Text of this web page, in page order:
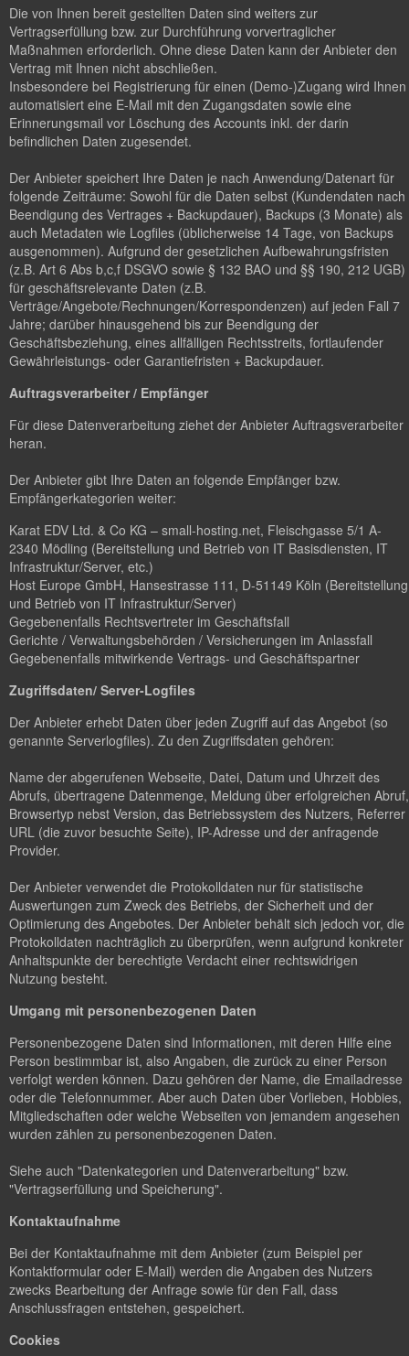
Die von Ihnen bereit gestellten Daten sind weiters zur
Vertragserfüllung bzw. zur Durchführung vorvertraglicher
Maßnahmen erforderlich. Ohne diese Daten kann der Anbieter den
Vertrag mit Ihnen nicht abschließen.
Insbesondere bei Registrierung für einen (Demo-)Zugang wird Ihnen
automatisiert eine E-Mail mit den Zugangsdaten sowie eine
Erinnerungsmail vor Löschung des Accounts inkl. der darin
befindlichen Daten zugesendet.
Der Anbieter speichert Ihre Daten je nach Anwendung/Datenart für
folgende Zeiträume: Sowohl für die Daten selbst (Kundendaten nach
Beendigung des Vertrages + Backupdauer), Backups (3 Monate) als
auch Metadaten wie Logfiles (üblicherweise 14 Tage, von Backups
ausgenommen). Aufgrund der gesetzlichen Aufbewahrungsfristen
(z.B. Art 6 Abs b,c,f DSGVO sowie § 132 BAO und §§ 190, 212 UGB)
für geschäftsrelevante Daten (z.B.
Verträge/Angebote/Rechnungen/Korrespondenzen) auf jeden Fall 7
Jahre; darüber hinausgehend bis zur Beendigung der
Geschäftsbeziehung, eines allfälligen Rechtsstreits, fortlaufender
Gewährleistungs- oder Garantiefristen + Backupdauer.
Auftragsverarbeiter / Empfänger
Für diese Datenverarbeitung ziehet der Anbieter Auftragsverarbeiter
heran.
Der Anbieter gibt Ihre Daten an folgende Empfänger bzw.
Empfängerkategorien weiter:
Karat EDV Ltd. & Co KG – small-hosting.net, Fleischgasse 5/1 A-
2340 Mödling (Bereitstellung und Betrieb von IT Basisdiensten, IT
Infrastruktur/Server, etc.)
Host Europe GmbH, Hansestrasse 111, D-51149 Köln (Bereitstellung
und Betrieb von IT Infrastruktur/Server)
Gegebenenfalls Rechtsvertreter im Geschäftsfall
Gerichte / Verwaltungsbehörden / Versicherungen im Anlassfall
Gegebenenfalls mitwirkende Vertrags- und Geschäftspartner
Zugriffsdaten/ Server-Logfiles
Der Anbieter erhebt Daten über jeden Zugriff auf das Angebot (so
genannte Serverlogfiles). Zu den Zugriffsdaten gehören:
Name der abgerufenen Webseite, Datei, Datum und Uhrzeit des
Abrufs, übertragene Datenmenge, Meldung über erfolgreichen Abruf,
Browsertyp nebst Version, das Betriebssystem des Nutzers, Referrer
URL (die zuvor besuchte Seite), IP-Adresse und der anfragende
Provider.
Der Anbieter verwendet die Protokolldaten nur für statistische
Auswertungen zum Zweck des Betriebs, der Sicherheit und der
Optimierung des Angebotes. Der Anbieter behält sich jedoch vor, die
Protokolldaten nachträglich zu überprüfen, wenn aufgrund konkreter
Anhaltspunkte der berechtigte Verdacht einer rechtswidrigen
Nutzung besteht.
Umgang mit personenbezogenen Daten
Personenbezogene Daten sind Informationen, mit deren Hilfe eine
Person bestimmbar ist, also Angaben, die zurück zu einer Person
verfolgt werden können. Dazu gehören der Name, die Emailadresse
oder die Telefonnummer. Aber auch Daten über Vorlieben, Hobbies,
Mitgliedschaften oder welche Webseiten von jemandem angesehen
wurden zählen zu personenbezogenen Daten.
Siehe auch "Datenkategorien und Datenverarbeitung" bzw.
"Vertragserfüllung und Speicherung".
Kontaktaufnahme
Bei der Kontaktaufnahme mit dem Anbieter (zum Beispiel per
Kontaktformular oder E-Mail) werden die Angaben des Nutzers
zwecks Bearbeitung der Anfrage sowie für den Fall, dass
Anschlussfragen entstehen, gespeichert.
Cookies